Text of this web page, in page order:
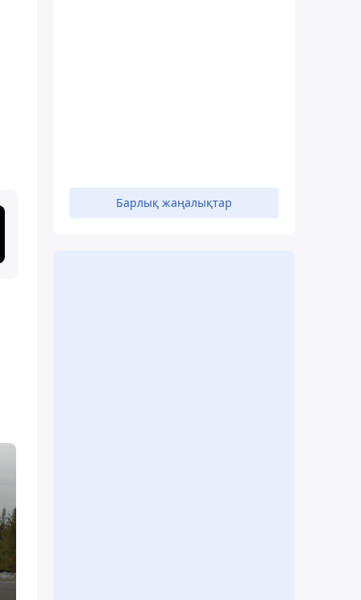
Барлық жаңалықтар